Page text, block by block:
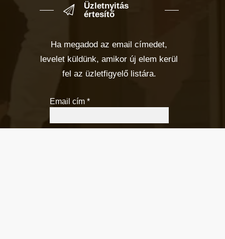
Üzletnyitás
értesítő
Ha megadod az email címedet,
levelet küldünk, amikor új elem kerül
fel az üzletfigyelő listára.
Email cím *